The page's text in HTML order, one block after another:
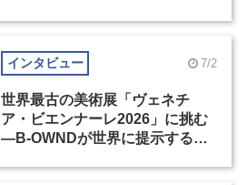
インタビュー 7/2
世界最古の美術展「ヴェネチ
ア・ビエンナーレ2026」に挑む
―B-OWNDが世界に提示する美